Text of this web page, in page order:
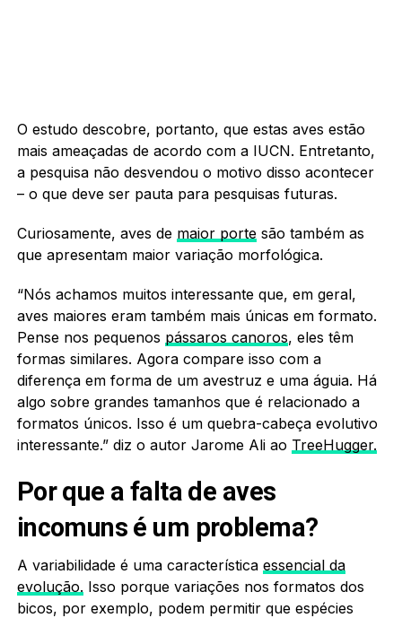
O estudo descobre, portanto, que estas aves estão
mais ameaçadas de acordo com a IUCN. Entretanto,
a pesquisa não desvendou o motivo disso acontecer
– o que deve ser pauta para pesquisas futuras.
Curiosamente, aves de maior portesão também as
que apresentam maior variação morfológica.
“Nós achamos muitos interessante que, em geral,
aves maiores eram também mais únicas em formato.
Pense nos pequenos pássaros canoros, eles têm
formas similares. Agora compare isso com a
diferença em forma de um avestruz e uma águia. Há
algo sobre grandes tamanhos que é relacionado a
formatos únicos. Isso é um quebra-cabeça evolutivo
interessante.” diz o autor Jarome Ali ao TreeHugger.
Por que a falta de aves
incomuns é um problema?
A variabilidade é uma característica essencial da
evolução. Isso porque variações nos formatos dos
bicos, por exemplo, podem permitir que espécies